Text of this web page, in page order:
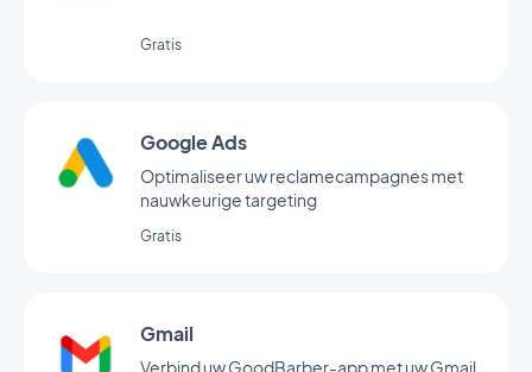
Gratis
Google Ads
Optimaliseer uw reclamecampagnes met
nauwkeurige targeting
Gratis
Gmail
Verbind uw GoodBarber-app met uw Gmail